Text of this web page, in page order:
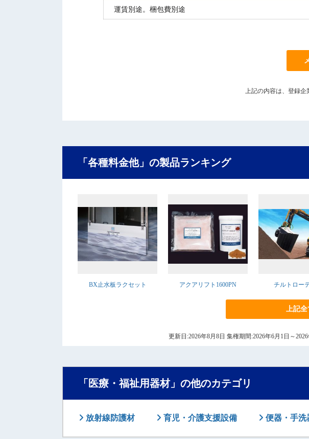
運賃別途。梱包費別途
上記の内容は、登録企
「各種料金他」の製品ランキング
BX止水板ラクセット アクアリフト1600PN チルトロー
上記全
更新日:2026年8月8日 集権期間:2026年6月1日～
「医療・福祉用器材」の他のカテゴリ
放射線防護材 育児・介護支援設備 便器・手洗